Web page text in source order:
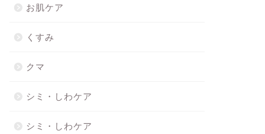
お肌ケア
くすみ
クマ
シミ・しわケア
シミ・しわケア